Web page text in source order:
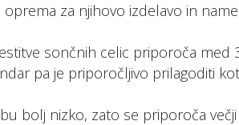
za njihovo izdelavo in
sončnih celic priporoča
pa je priporočljivo prilagoditi
bolj nizko, zato se priporoča